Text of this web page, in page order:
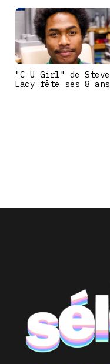
"C U Girl" de Steve
Lacy fête ses 8 ans